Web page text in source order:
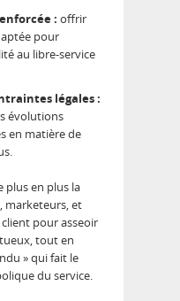
: offrir
pour
au libre-service
légales :
évolutions
en matière de
plus en plus la
marketeurs, et
pour asseoir
tout en
» qui fait le
du service.